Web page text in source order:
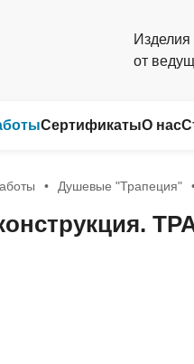
Изделия
от
СертификатыО нас
Душевые "Трапеция"